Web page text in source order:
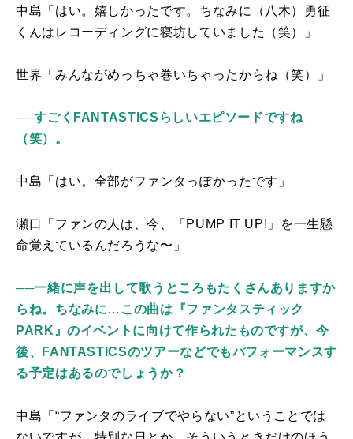
中島「はい。嬉しかったです。ちなみに（八木）勇征
くんはレコーディングに寝坊していました（笑）」
世界「みんながめっちゃ巻いちゃったからね（笑）」
──すごくFANTASTICSらしいエピソードですね
（笑）。
中島「はい。全部がファンタっぽかったです」
瀬口「ファンの人は、今、「 PUMP IT UP! 」を一生懸
命覚えているんだろうな〜」
──一緒に声を出して歌うところもたくさんありますか
らね。ちなみに…この曲は『ファンタスティック
PARK』のイベントに向けて作られたものですが、今
後、FANTASTICSのツアーなどでもパフォーマンスす
る予定はあるのでしょうか？
中島「“ファンタのライブでやらない”ということでは